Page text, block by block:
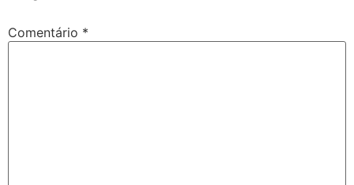
Comentário *